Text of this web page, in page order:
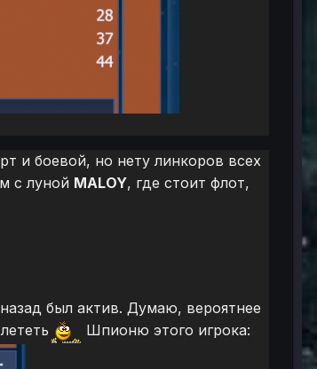
и боевой, но нету линкоров всех
с луной MALOY, где стоит флот,
был актив. Думаю, вероятнее
Шпионю этого игрока: